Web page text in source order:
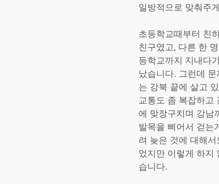
일방적으로 맞춰주
초등학교때부터 친
친구였고, 다른 한
등학교까지 지내다
났습니다. 그런데
는 강북 끝에 살고
교통도 좀 복잡하고
에 맞장구치며 강남
발목을 삐어서 걷는
려 늦은 것에 대해
었지만 이렇게 하지
습니다.